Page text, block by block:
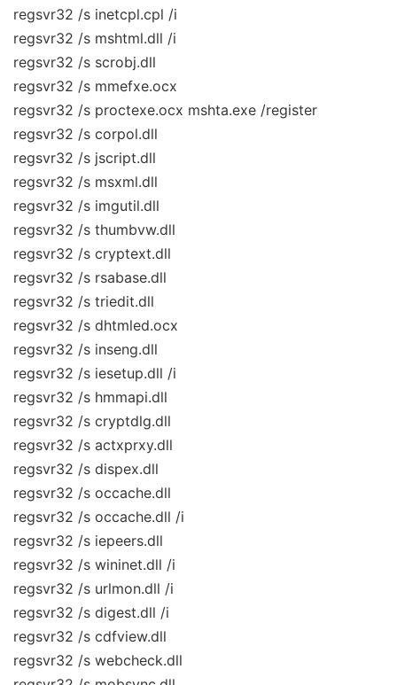
regsvr32 /s inetcpl.cpl /i
regsvr32 /s mshtml.dll /i
regsvr32 /s scrobj.dll
regsvr32 /s mmefxe.ocx
regsvr32 /s proctexe.ocx mshta.exe /register
regsvr32 /s corpol.dll
regsvr32 /s jscript.dll
regsvr32 /s msxml.dll
regsvr32 /s imgutil.dll
regsvr32 /s thumbvw.dll
regsvr32 /s cryptext.dll
regsvr32 /s rsabase.dll
regsvr32 /s triedit.dll
regsvr32 /s dhtmled.ocx
regsvr32 /s inseng.dll
regsvr32 /s iesetup.dll /i
regsvr32 /s hmmapi.dll
regsvr32 /s cryptdlg.dll
regsvr32 /s actxprxy.dll
regsvr32 /s dispex.dll
regsvr32 /s occache.dll
regsvr32 /s occache.dll /i
regsvr32 /s iepeers.dll
regsvr32 /s wininet.dll /i
regsvr32 /s urlmon.dll /i
regsvr32 /s digest.dll /i
regsvr32 /s cdfview.dll
regsvr32 /s webcheck.dll